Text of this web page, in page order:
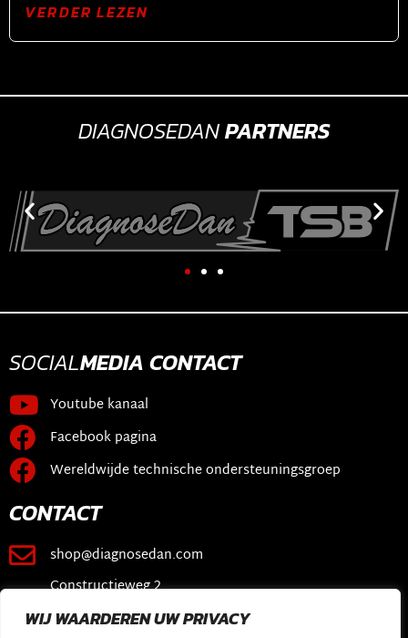
WIJ WAARDEREN UW PRIVACY
VERDER LEZEN
DIAGNOSEDANPARTNERS
SOCIALMEDIA CONTACT
Youtube kanaal
Facebook pagina
Wereldwijde technische ondersteuningsgroep
CONTACT
shop@diagnosedan.com
Constructieweg 2
3641 SB Mijdrecht